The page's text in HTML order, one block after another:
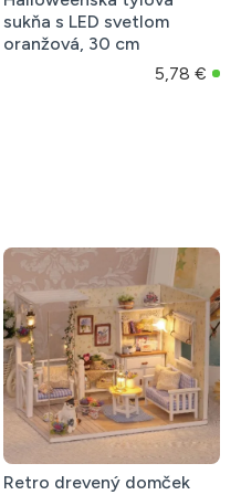
sukňa s LED svetlom
oranžová, 30 cm
5,78 €
Retro drevený domček